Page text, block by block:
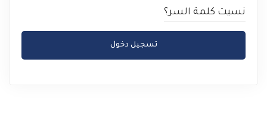
نسيت كلمة السر؟
تسجيل دخول